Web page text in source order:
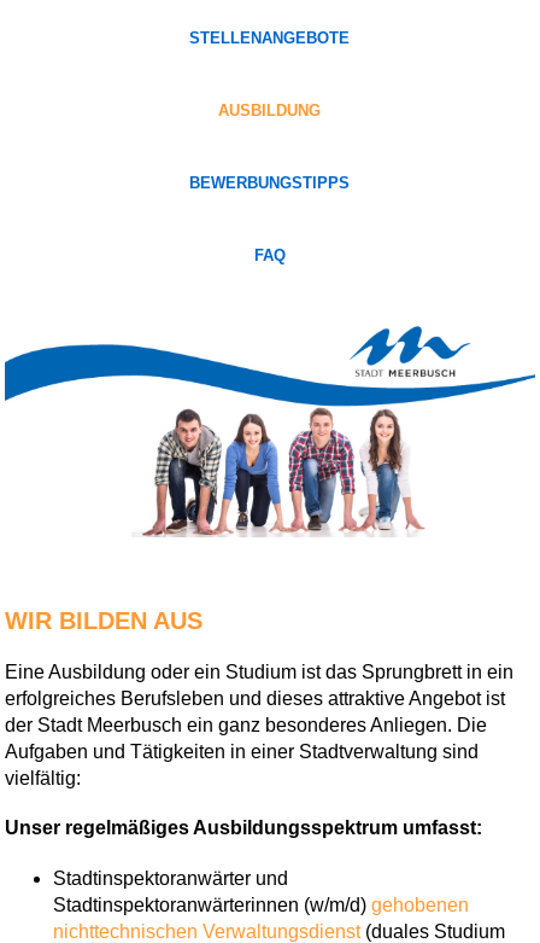
STELLENANGEBOTE
AUSBILDUNG
BEWERBUNGSTIPPS
FAQ
WIR BILDEN AUS
Eine Ausbildung oder ein Studium ist das Sprungbrett in ein
erfolgreiches Berufsleben und dieses attraktive Angebot ist
der Stadt Meerbusch ein ganz besonderes Anliegen. Die
Aufgaben und Tätigkeiten in einer Stadtverwaltung sind
vielfältig:
Unser regelmäßiges Ausbildungsspektrum umfasst:
Stadtinspektoranwärter und
Stadtinspektoranwärterinnen (w/m/d)gehobenen
nichttechnischen Verwaltungsdienst(duales Studium